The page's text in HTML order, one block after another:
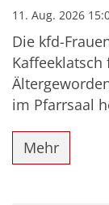
11. Aug. 2026
Die kfd-
im Pfarrsaal
Mehr